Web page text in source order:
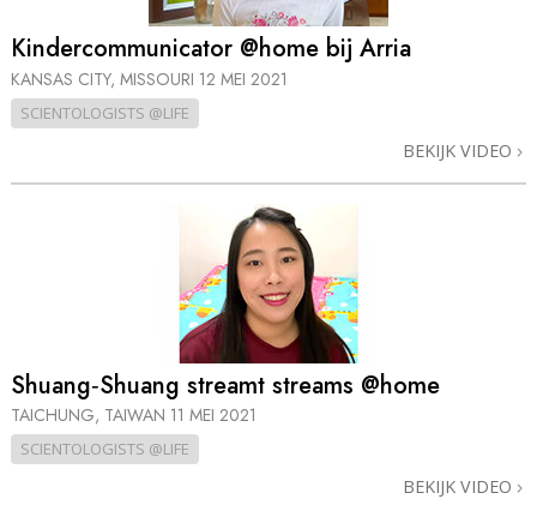
Kinder­communicator @home bij Arria
KANSAS CITY, MISSOURI 12 MEI 2021
SCIENTOLOGISTS @LIFE
BEKIJK VIDEO
Shuang‑Shuang streamt streams @home
TAICHUNG, TAIWAN 11 MEI 2021
SCIENTOLOGISTS @LIFE
BEKIJK VIDEO